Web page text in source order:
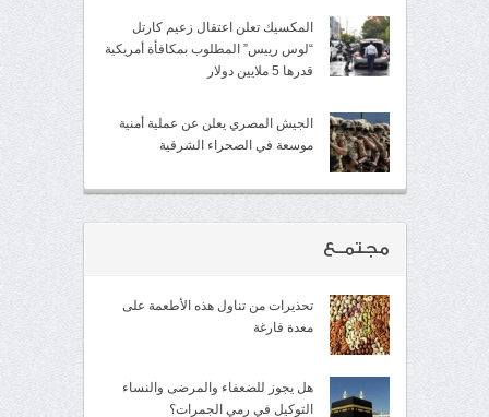
المكسيك تعلن اعتقال زعيم كارتل
“لوس رييس” المطلوب بمكافأة أمريكية
قدرها 5 ملايين دولار
الجيش المصري يعلن عن عملية أمنية
موسعة في الصحراء الشرقية
مجتمــع
تحذيرات من تناول هذه الأطعمة على
معدة فارغة
هل يجوز للضعفاء والمرضى والنساء
التوكيل في رمي الجمرات؟